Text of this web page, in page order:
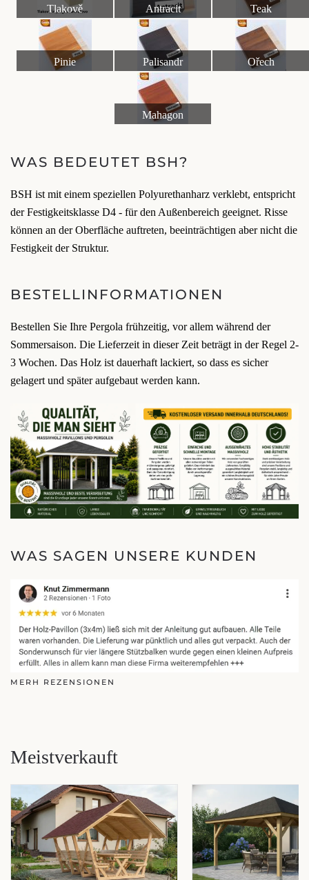
Tlakově
impregnované dřevo
Antracit Teak
Pinie Palisandr Ořech
Mahagon
WAS BEDEUTET BSH?
BSH ist mit einem speziellen Polyurethanharz verklebt, entspricht
der Festigkeitsklasse D4 - für den Außenbereich geeignet. Risse
können an der Oberfläche auftreten, beeinträchtigen aber nicht die
Festigkeit der Struktur.
BESTELLINFORMATIONEN
Bestellen Sie Ihre Pergola frühzeitig, vor allem während der
Sommersaison. Die Lieferzeit in dieser Zeit beträgt in der Regel 2-
3 Wochen. Das Holz ist dauerhaft lackiert, so dass es sicher
gelagert und später aufgebaut werden kann.
WAS SAGEN UNSERE KUNDEN
MERH REZENSIONEN
Meistverkauft